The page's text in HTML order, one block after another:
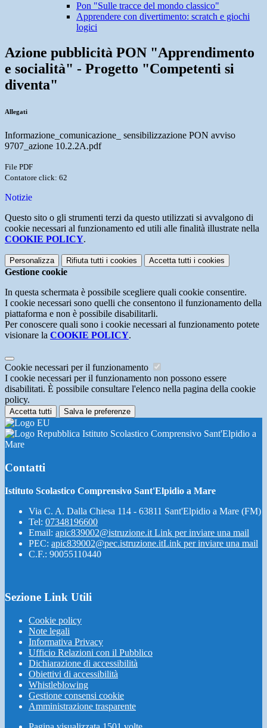
Pon "Sulle tracce del mondo classico"
Apprendere con divertimento: scratch e giochi
logici
Azione pubblicità PON "Apprendimento
e socialità" - Progetto "Competenti si
diventa"
Allegati
Informazione_comunicazione_ sensibilizzazione PON avviso
9707_azione 10.2.2A.pdf
File PDF
Contatore click: 62
Notizie
Questo sito o gli strumenti terzi da questo utilizzati si avvalgono di
cookie necessari al funzionamento ed utili alle finalità illustrate nella
COOKIE POLICY.
Personalizza Rifiuta tutti i cookies Accetta tutti i cookies
Gestione cookie
In questa schermata è possibile scegliere quali cookie consentire.
I cookie necessari sono quelli che consentono il funzionamento della
piattaforma e non è possibile disabilitarli.
Per conoscere quali sono i cookie necessari al funzionamento potete
visionare la COOKIE POLICY.
Cookie necessari per il funzionamento
I cookie necessari per il funzionamento non possono essere
disabilitati. È possibile consultare l'elenco nella pagina della cookie
policy.
Accetta tutti Salva le preferenze
Istituto Scolastico Comprensivo Sant'Elpidio a
Mare
Contatti
Istituto Scolastico Comprensivo Sant'Elpidio a Mare
Via C. A. Dalla Chiesa 114 - 63811 Sant'Elpidio a Mare (FM)
Tel: 07348196600
Email: apic839002@istruzione.it Link per inviare una mail
PEC: apic839002@pec.istruzione.itLink per inviare una mail
C.F.: 90055110440
Sezione Link Utili
Cookie policy
Note legali
Informativa Privacy
Ufficio Relazioni con il Pubblico
Dichiarazione di accessibilità
Obiettivi di accessibilità
Whistleblowing
Gestione consensi cookie
Amministrazione trasparente